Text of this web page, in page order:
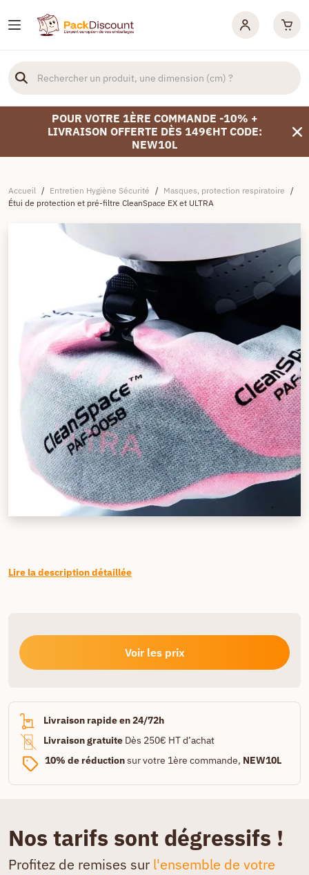
POUR VOTRE 1ÈRE COMMANDE -10% +
LIVRAISON OFFERTE DÈS 149€HT CODE:
NEW10L
Accueil / Entretien Hygiène Sécurité / Masques, protection respiratoire /
Étui de protection et pré-filtre CleanSpace EX et ULTRA
Lire la description détaillée
Voir les prix
Livraison rapide en 24/72h
Livraison gratuite Dès 250€ HT d’achat
10% de réductionsur votre 1ère commande, NEW10L
Nos tarifs sont dégressifs !
Profitez de remises sur l'ensemble de votre